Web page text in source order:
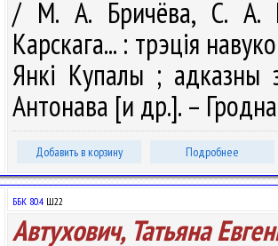
/ М. А. Бричёва, С. А.
Карскага... : трэція
Янкі Купалы ;
Антонава [и др.]. –
Добавить в корзину Подробнее
ББК 80.4 Ш22
Автухович, Татьяна